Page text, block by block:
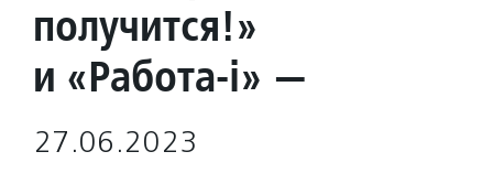
получится!»
и «Работа-i» —
27.06.2023